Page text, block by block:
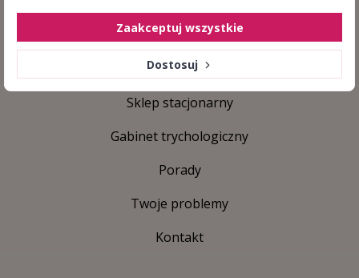
+48 884 330 722(pn. - pt. 8:00 - 15:00)
sklep@centrumzdrowegowlosa.pl
Sklep stacjonarny
Gabinet trychologiczny
Porady
Twoje problemy
Kontakt
Dostosuj
Zaakceptuj wszystkie